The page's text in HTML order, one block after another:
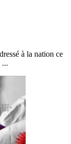
à la nation ce
...